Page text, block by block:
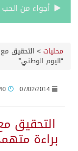
أجواء من
محليات > التحقيق
“اليوم الوطني”
07/02/2014
التحقيق
براءة